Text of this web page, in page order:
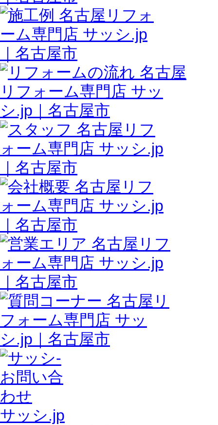
サッシ.jp